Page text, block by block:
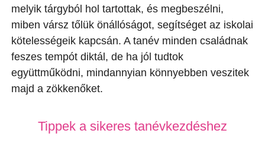
melyik tárgyból hol tartottak, és megbeszélni,
miben vársz tőlük önállóságot, segítséget az iskolai
kötelességeik kapcsán. A tanév minden családnak
feszes tempót diktál, de ha jól tudtok
együttműködni, mindannyian könnyebben veszitek
majd a zökkenőket.
Tippek a sikeres tanévkezdéshez